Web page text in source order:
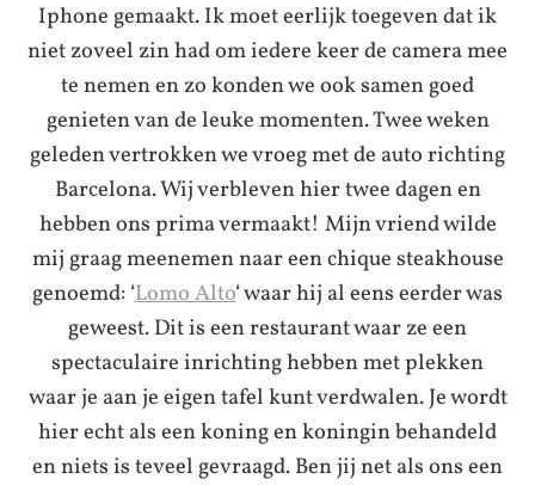
Iphone gemaakt. Ik moet eerlijk toegeven dat ik
niet zoveel zin had om iedere keer de camera mee
te nemen en zo konden we ook samen goed
genieten van de leuke momenten. Twee weken
geleden vertrokken we vroeg met de auto richting
Barcelona. Wij verbleven hier twee dagen en
hebben ons prima vermaakt! Mijn vriend wilde
mij graag meenemen naar een chique steakhouse
genoemd: ‘Lomo Alto‘ waar hij al eens eerder was
geweest. Dit is een restaurant waar ze een
spectaculaire inrichting hebben met plekken
waar je aan je eigen tafel kunt verdwalen. Je wordt
hier echt als een koning en koningin behandeld
en niets is teveel gevraagd. Ben jij net als ons een